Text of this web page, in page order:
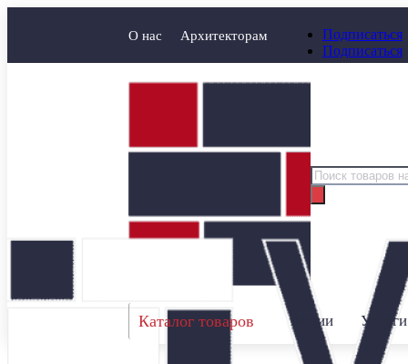
О нас Архитекторам
Подписаться
Подписаться
Поиск
товаров
Каталог товаров Акции Услуги